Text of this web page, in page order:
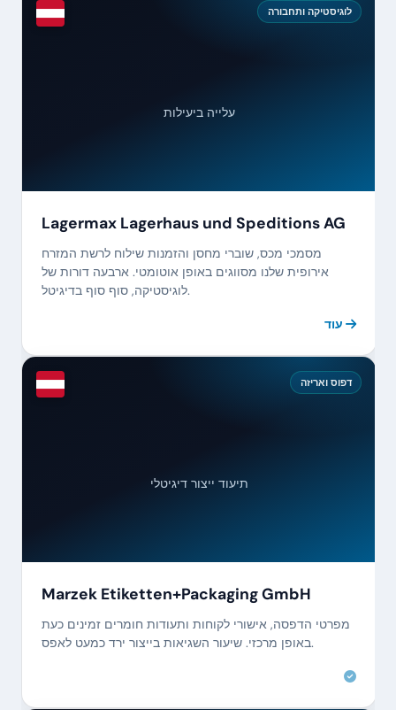
לוגיסטיקה ותחבורה
עלייה ביעילות
Lagermax Lagerhaus und Speditions AG
מסמכי מכס, שוברי מחסן והזמנות שילוח לרשת המזרח
אירופית שלנו מסווגים באופן אוטומטי. ארבעה דורות של
לוגיסטיקה, סוף סוף בדיגיטל.
עוד
דפוס ואריזה
תיעוד ייצור דיגיטלי
Marzek Etiketten+Packaging GmbH
מפרטי הדפסה, אישורי לקוחות ותעודות חומרים זמינים כעת
באופן מרכזי. שיעור השגיאות בייצור ירד כמעט לאפס.